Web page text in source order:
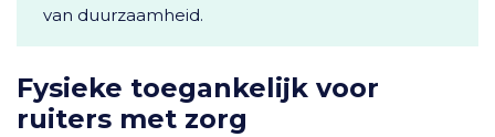
van duurzaamheid.
Fysieke toegankelijk voor
ruiters met zorg